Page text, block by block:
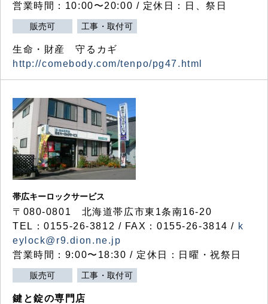
営業時間：10:00〜20:00 / 定休日：日、祭日
販売可 工事・取付可
生命・財産 守るカギ
http://comebody.com/tenpo/pg47.html
帯広キーロックサービス
〒080-0801 北海道帯広市東1条南16-20
TEL：0155-26-3812 / FAX：0155-26-3814 / k
eylock@r9.dion.ne.jp
営業時間：9:00〜18:30 / 定休日：日曜・祝祭日
販売可 工事・取付可
鍵と錠の専門店